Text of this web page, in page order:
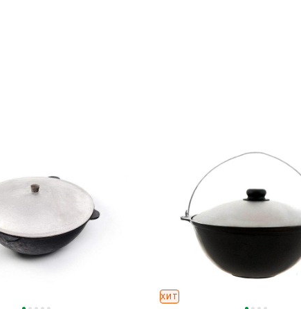
ХИТ